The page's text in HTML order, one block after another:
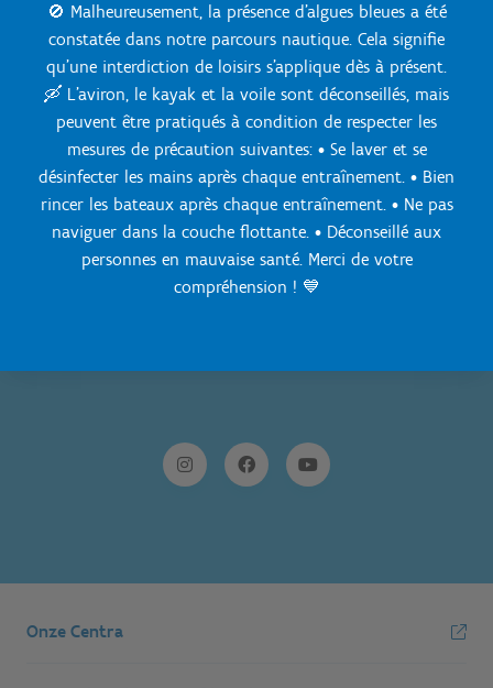
🚫 Malheureusement, la présence d'algues bleues a été
constatée dans notre parcours nautique. Cela signifie
qu'une interdiction de loisirs s'applique dès à présent.
🛶 L'aviron, le kayak et la voile sont déconseillés, mais
peuvent être pratiqués à condition de respecter les
mesures de précaution suivantes: • Se laver et se
désinfecter les mains après chaque entraînement. • Bien
rincer les bateaux après chaque entraînement. • Ne pas
naviguer dans la couche flottante. • Déconseillé aux
personnes en mauvaise santé. Merci de votre
compréhension ! 💙
Sport Vlaanderen Willebroek
Questions? Contactez nous:
03 860 78 40
Envoyez-nous un message
Onze Centra